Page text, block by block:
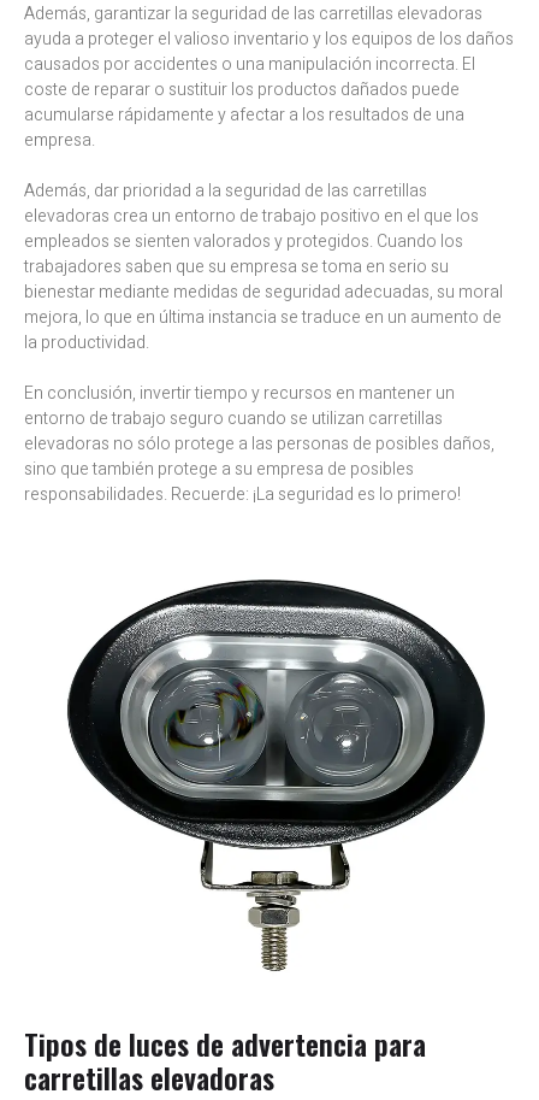
Además, garantizar la seguridad de las carretillas elevadoras
ayuda a proteger el valioso inventario y los equipos de los daños
causados por accidentes o una manipulación incorrecta. El
coste de reparar o sustituir los productos dañados puede
acumularse rápidamente y afectar a los resultados de una
empresa.
Además, dar prioridad a la seguridad de las carretillas
elevadoras crea un entorno de trabajo positivo en el que los
empleados se sienten valorados y protegidos. Cuando los
trabajadores saben que su empresa se toma en serio su
bienestar mediante medidas de seguridad adecuadas, su moral
mejora, lo que en última instancia se traduce en un aumento de
la productividad.
En conclusión, invertir tiempo y recursos en mantener un
entorno de trabajo seguro cuando se utilizan carretillas
elevadoras no sólo protege a las personas de posibles daños,
sino que también protege a su empresa de posibles
responsabilidades. Recuerde: ¡La seguridad es lo primero!
Tipos de luces de advertencia para
carretillas elevadoras